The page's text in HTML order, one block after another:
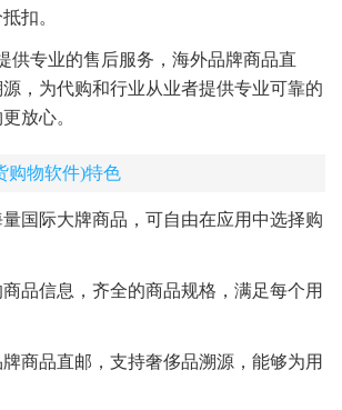
扣。
供专业的售后服务，海外品牌商品直
，为代购和行业从业者提供专业可靠的
放心。
购物软件)特色
国际大牌商品，可自由在应用中选择购
品信息，齐全的商品规格，满足每个用
商品直邮，支持奢侈品溯源，能够为用